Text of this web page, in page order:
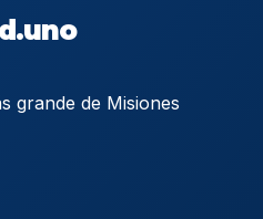
grande de Misiones